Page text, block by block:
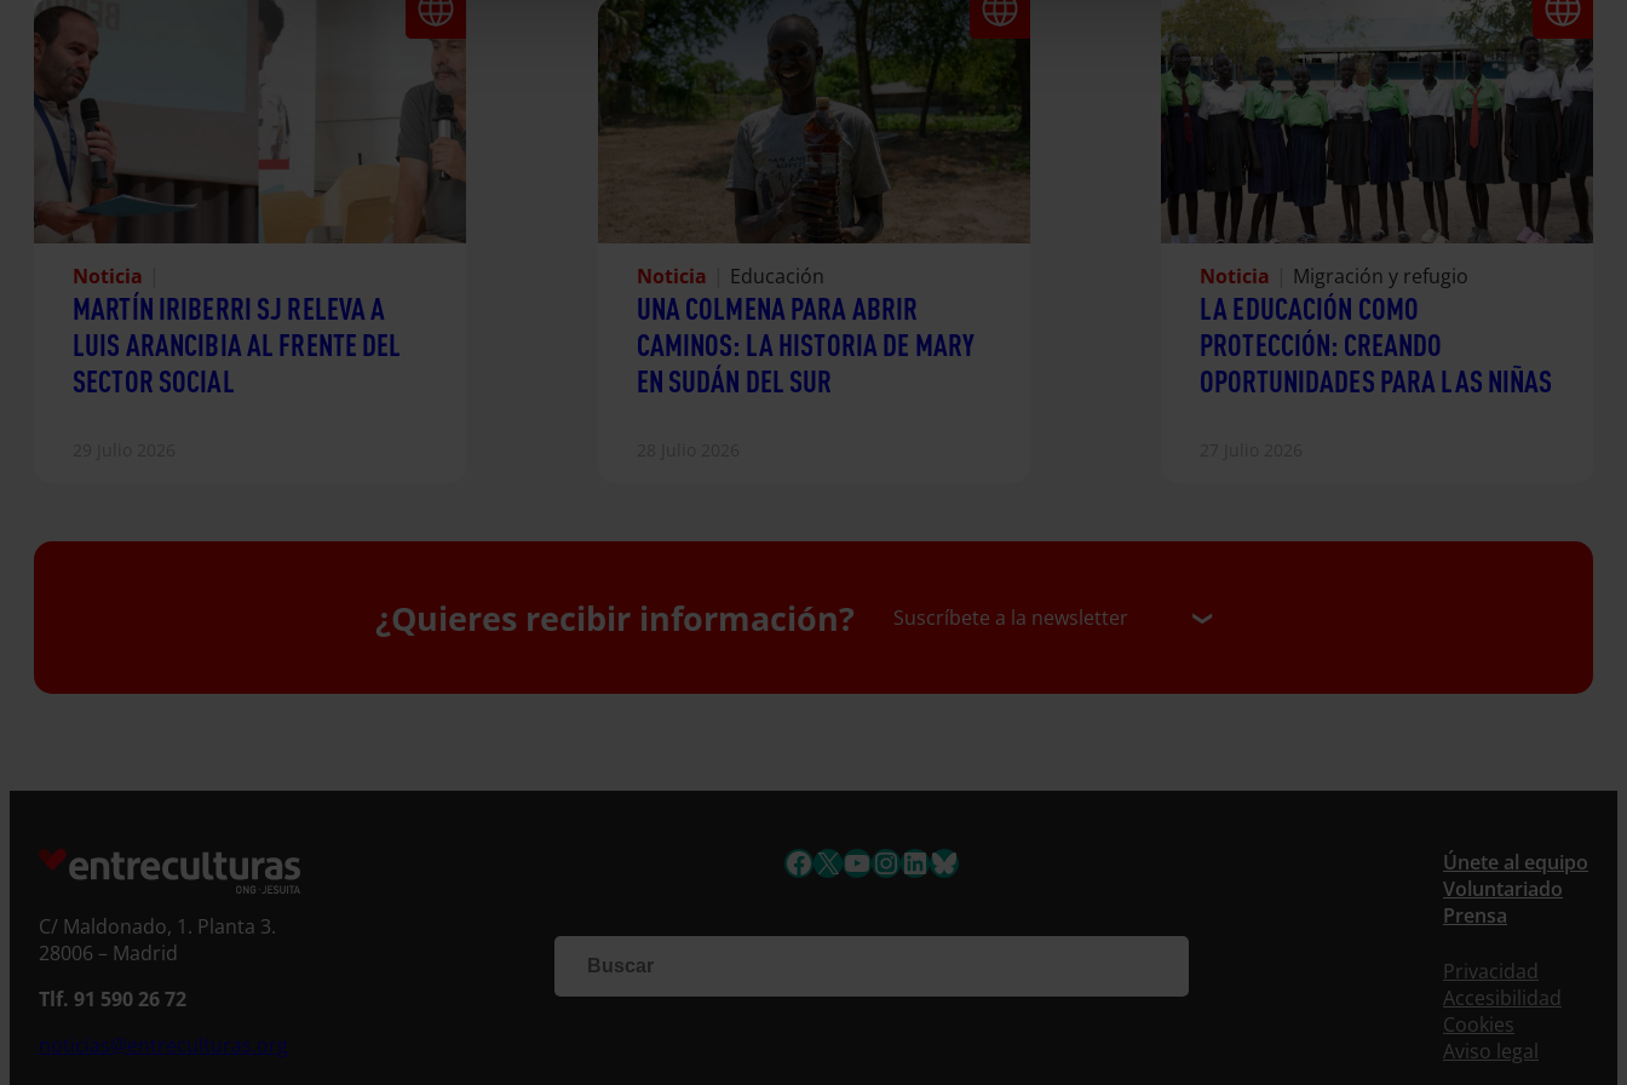
Noticia
MARTÍN IRIBERRI SJ RELEVA A
LUIS ARANCIBIA AL FRENTE DEL
SECTOR SOCIAL
Noticia Educación
UNA COLMENA PARA ABRIR
CAMINOS: LA HISTORIA DE MARY
EN SUDÁN DEL SUR
Noticia Migración y refugio
LA EDUCACIÓN COMO
PROTECCIÓN: CREANDO
OPORTUNIDADES PARA LAS NIÑAS
¿Quieres recibir información? Suscríbete a la newsletter
Si quieres recibir nuestra newsletter mensual y los
información, no dejes de completar este formulario.
Al instante, te daremos de alta en nuestra base de
datos y podrás estar al tanto de todas las novedades.
C/ Maldonado, 1. Planta 3.
28006 – Madrid
Tlf. 91 590 26 72
noticias@entreculturas.org
Facebook
X YouTube
Instagram
LinkedIn
Bluesky
Únete al equipo
Voluntariado
Prensa
Privacidad
Accesibilidad
Cookies
Aviso legal